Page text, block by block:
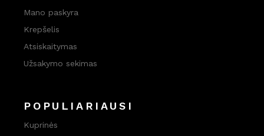
Mano paskyra
Krepšelis
Atsiskaitymas
Užsakymo sekimas
POPULIARIAUSI
Kuprinės